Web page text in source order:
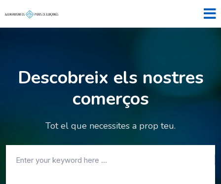
Descobreix els nostres
comerços
Tot el que necessites a prop teu.